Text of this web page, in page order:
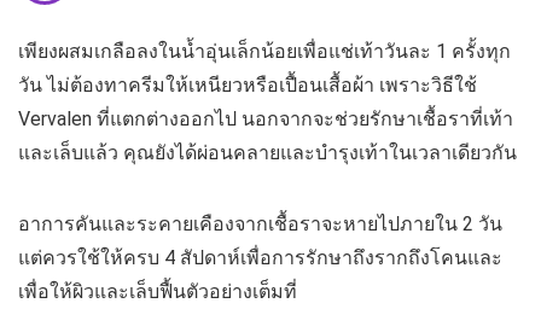
เพียงผสมเกลือลงในน้ำอุ่นเล็กน้อยเพื่อแช่เท้าวันละ 1 ครั้งทุก
วัน ไม่ต้องทาครีมให้เหนียวหรือเปื้อนเสื้อผ้า เพราะวิธีใช้
Vervalen ที่แตกต่างออกไป นอกจากจะช่วยรักษาเชื้อราที่เท้า
และเล็บแล้ว คุณยังได้ผ่อนคลายและบำรุงเท้าในเวลาเดียวกัน
อาการคันและระคายเคืองจากเชื้อราจะหายไปภายใน 2 วัน
แต่ควรใช้ให้ครบ 4 สัปดาห์เพื่อการรักษาถึงรากถึงโคนและ
เพื่อให้ผิวและเล็บฟื้นตัวอย่างเต็มที่